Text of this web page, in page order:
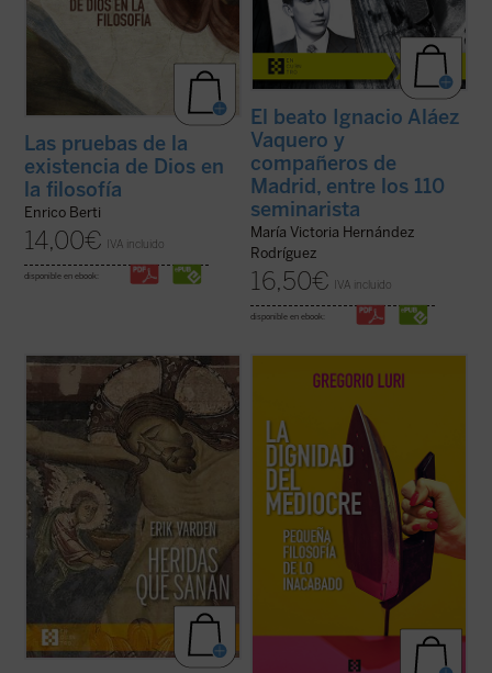
Las pruebas de la
existencia de Dios en
la filosofía
Enrico Berti
14,00€ IVA incluido
disponible en ebook:
El beato Ignacio Aláez
Vaquero y
compañeros de
Madrid, entre los 110
seminarista
María Victoria Hernández
Rodríguez
16,50€ IVA incluido
disponible en ebook:
¿Qué hacer cuando el sufrimiento se
vuelve insoportable y las respuestas
convencionales ya no bastan? El monje y
obispo Erik Varden nos propone un camino.
Inspirándose en un antiguo poema
cisterciense, este libro nos invita a
contemplar ...
Gregorio Luri nos conduce por un viaje
filosófico para mostrarnos que nuestra
y la divinidad, entre el ser y la nada— es, en
realidad, la fuente de nuestra dignidad. Un
canto a la condición ...(ver ficha)